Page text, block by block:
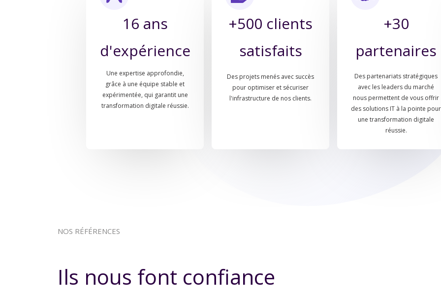
16 ans
d'expérience
Une expertise approfondie,
grâce à une équipe stable et
expérimentée, qui garantit une
transformation digitale réussie.
+500 clients
satisfaits
Des projets menés avec succès
pour optimiser et sécuriser
l'infrastructure de nos clients.
+30
partenaires
Des partenariats stratégiques
avec les leaders du marché
nous permettent de vous offrir
des solutions IT à la pointe pour
une transformation digitale
réussie.
NOS RÉFÉRENCES
Ils nous font confiance